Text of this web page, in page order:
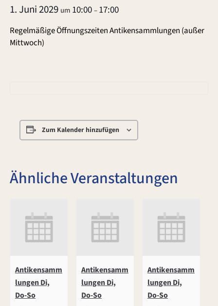
1. Juni 2029 um 10:00–17:00
Regelmäßige Öffnungszeiten Antikensammlungen (außer
Mittwoch)
Zum Kalender hinzufügen
Ähnliche Veranstaltungen
Antikensamm
lungen Di,
Do-So
Antikensamm
lungen Di,
Do-So
Antikensamm
lungen Di,
Do-So